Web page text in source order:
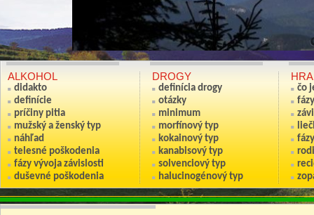
Ak nie si
(Anton
ALKOHOL
didakto
definície
príčiny pitia
mužský a ženský typ
náhľad
telesné poškodenia
fázy vývoja závislosti
duševné poškodenia
DROGY
definícia drogy
otázky
minimum
morfínový typ
kokainový typ
kanabisový typ
solvenciový typ
halucinogénový typ
HRA
čo